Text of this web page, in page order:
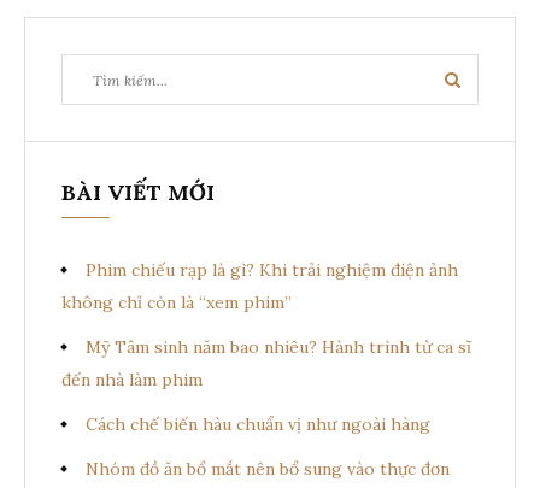
kiếm:
Tìm
BÀI VIẾT MỚI
Phim chiếu rạp là gì? Khi trải nghiệm điện ảnh
không chỉ còn là “xem phim”
Mỹ Tâm sinh năm bao nhiêu? Hành trình từ ca sĩ
đến nhà làm phim
Cách chế biến hàu chuẩn vị như ngoài hàng
Nhóm đồ ăn bổ mắt nên bổ sung vào thực đơn